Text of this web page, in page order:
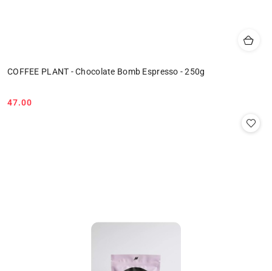
COFFEE PLANT - Chocolate Bomb Espresso - 250g
Cena:
47.00